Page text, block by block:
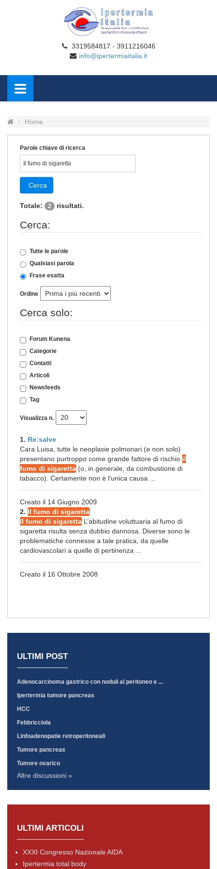
3319584817 - 3911216046
info@ipertermiaitalia.it
Home
Parole chiave di ricerca
Cerca
Totale: 2 risultati.
Cerca:
Tutte le parole
Qualsiasi parola
Frase esatta
Ordine
Cerca solo:
Forum Kunena
Categorie
Contatti
Articoli
Newsfeeds
Tag
Visualizza n.
1. Re:salve
Cara Luisa, tutte le neoplasie polmonari (e non solo)
presentano purtroppo come grande fattore di rischio il
fumo di sigaretta (o, in generale, da combustione di
tabacco). Certamente non è l'unica causa ...
Creato il 14 Giugno 2009
2. Il fumo di sigaretta
Il fumo di sigaretta L’abitudine voluttuaria al fumo di
sigaretta risulta senza dubbio dannosa. Diverse sono le
problematiche connesse a tale pratica, da quelle
cardiovascolari a quelle di pertinenza ...
Creato il 16 Ottobre 2008
ULTIMI POST
Adenocarcinoma gastrico con noduli al peritoneo e ...
Ipertermia tumore pancreas
HCC
Febbricciola
Linfoadenopatie retroperitoneali
Tumore pancreas
Tumore ovarico
Altre discussioni »
ULTIMI ARTICOLI
XXXI Congresso Nazionale AIDA
Ipertermia total body